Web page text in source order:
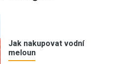
Jak nakupovat vodní
meloun